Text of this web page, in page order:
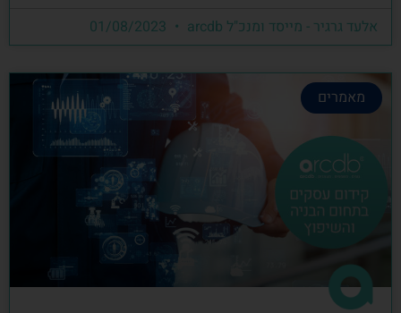
אלעד גרגיר - מייסד ומנכ"ל arcdb
מאמרים